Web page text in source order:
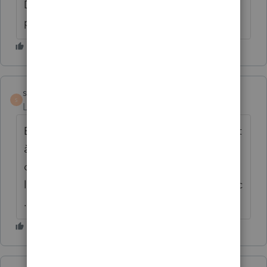
Donc, oui, vous indiquez les 5 enfants sur ''
personnes à charge ''
S
s-pichette
Level 6
Et l'annexe '' info personnes charges '' sert
à beaucoup de chose. Pour inscrire les frais
de garde, calculs nombre d'enfants sur
l'annexe D , frais de scolarité à transférer, etc
.........